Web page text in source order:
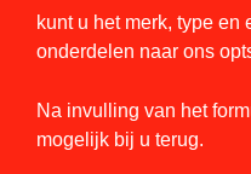
kunt u het merk, type en
onderdelen naar ons
Na invulling van het
mogelijk bij u terug.